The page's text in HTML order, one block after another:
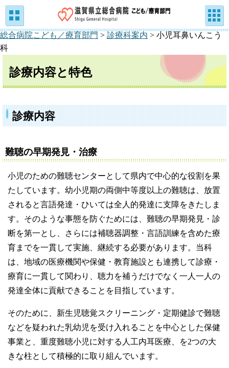
総合病院こども／療育部門 > 診療科案内 > 小児耳鼻いんこう
科
診療内容と特色
診療内容
難聴の早期発見・治療
小児のための難聴センターとして県内で中心的な役割を果
たしています。幼小児期の両側中等度以上の難聴は、放置
されると言語発達・ひいては全人的発達に支障をきたしま
す。そのような事態を防ぐためには、難聴の早期発見・診
断を第一とし、さらには補聴器調整・言語訓練を含めた療
育までを一貫して実施、継続する必要があります。当科
は、地域の医療機関や保健・教育施設とも連携して診療・
療育に一貫して関わり、聴力を補うだけでなく一人一人の
発達全体に貢献できることを目指しています。
そのために、新生児聴覚スクリーニング・定期健診で難聴
などを疑われた乳幼児を受け入れることを中心とした保健
事業と、重度難聴小児に対する人工内耳医療、を2つの大
きな柱として積極的に取り組んでいます。